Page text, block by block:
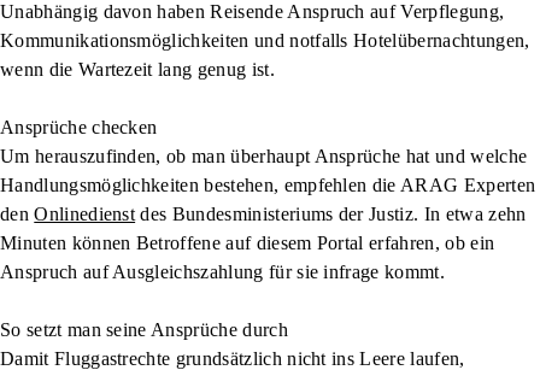
Unabhängig davon haben Reisende Anspruch auf Verpflegung,
Kommunikationsmöglichkeiten und notfalls Hotelübernachtungen,
wenn die Wartezeit lang genug ist.
Ansprüche checken
Um herauszufinden, ob man überhaupt Ansprüche hat und welche
Handlungsmöglichkeiten bestehen, empfehlen die ARAG Experten
denOnlinedienst des Bundesministeriums der Justiz. In etwa zehn
Minuten können Betroffene auf diesem Portal erfahren, ob ein
Anspruch auf Ausgleichszahlung für sie infrage kommt.
So setzt man seine Ansprüche durch
Damit Fluggastrechte grundsätzlich nicht ins Leere laufen,